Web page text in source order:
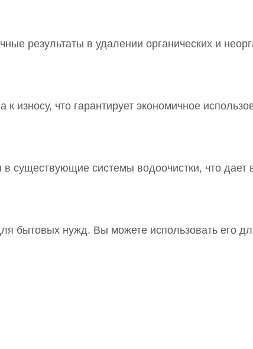
результаты в удалении органических и
что гарантирует экономичное
существующие системы водоочистки, что дает
бытовых нужд. Вы можете использовать его